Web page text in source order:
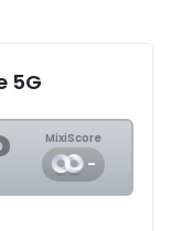
5G
MixiScore
-